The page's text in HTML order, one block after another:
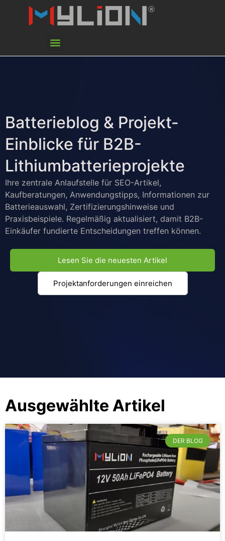
Batterieblog & Projekt-
Einblicke für B2B-
Lithiumbatterieprojekte
Ihre zentrale Anlaufstelle für SEO-Artikel,
Kaufberatungen, Anwendungstipps, Informationen zur
Batterieauswahl, Zertifizierungshinweise und
Praxisbeispiele. Regelmäßig aktualisiert, damit B2B-
Einkäufer fundierte Entscheidungen treffen können.
Lesen Sie die neuesten Artikel
Projektanforderungen einreichen
Ausgewählte Artikel
DER BLOG